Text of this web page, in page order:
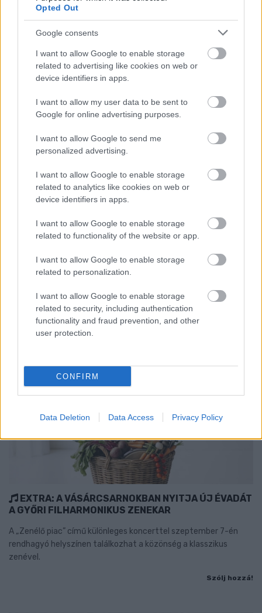
Opted Out
Google consents
I want to allow Google to enable storage
related to advertising like cookies on web or
device identifiers in apps.
I want to allow my user data to be sent to
Google for online advertising purposes.
I want to allow Google to send me
personalized advertising.
I want to allow Google to enable storage
related to analytics like cookies on web or
device identifiers in apps.
I want to allow Google to enable storage
related to functionality of the website or app.
I want to allow Google to enable storage
related to personalization.
I want to allow Google to enable storage
related to security, including authentication
functionality and fraud prevention, and other
user protection.
CONFIRM
Data Deletion Data Access Privacy Policy
BAROKK POMPÁBA ÖLTÖZIK A BELVÁROS:
HÉTVÉGÉN RENDEZIK MEG A XXXIII. GYŐRI BAROKK
ESKÜVŐT
Jubileumi fogadalom megerősítés, történelmi felvonulás,
tűzshow és vezetett séták is várják az érdeklődőket augusztus
7–8-án.
EXTRA: A VÁSÁRCSARNOKBAN NYITJA ÚJ ÉVADÁT
A GYŐRI FILHARMONIKUS ZENEKAR
A „Zenélő piac” című különleges koncerttel szeptember 7-én
rendhagyó helyszínen találkozhat a közönség a klasszikus
zenével.
Szólj hozzá!